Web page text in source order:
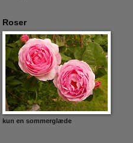
Roser
kun en sommerglæde